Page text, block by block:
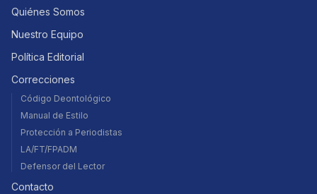
Quiénes Somos
Nuestro Equipo
Política Editorial
Correcciones
Código Deontológico
Manual de Estilo
Protección a Periodistas
LA/FT/FPADM
Defensor del Lector
Contacto